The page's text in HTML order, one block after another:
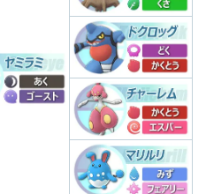
技（技2）発動に必要な
（技2）を撃てる。
ージは48貯まり、 ハー
のため、ゲージが3余
を3回目に撃つ時には、